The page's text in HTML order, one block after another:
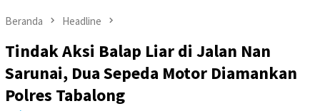
Beranda Headline
Tindak Aksi Balap Liar di Jalan Nan
Sarunai, Dua Sepeda Motor Diamankan
Polres Tabalong